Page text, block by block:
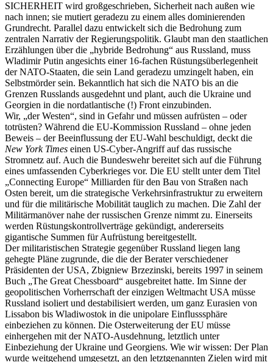
SICHERHEIT wird großgeschrieben, Sicherheit nach außen wie
nach innen; sie mutiert geradezu zu einem alles dominierenden
Grundrecht. Parallel dazu entwickelt sich die Bedrohung zum
zentralen Narrativ der Regierungspolitik. Glaubt man den staatlichen
Erzählungen über die „hybride Bedrohung“ aus Russland, muss
Wladimir Putin angesichts einer 16-fachen Rüstungsüberlegenheit
der NATO-Staaten, die sein Land geradezu umzingelt haben, ein
Selbstmörder sein. Bekanntlich hat sich die NATO bis an die
Grenzen Russlands ausgedehnt und plant, auch die Ukraine und
Georgien in die nordatlantische (!) Front einzubinden.
Wir, „der Westen“, sind in Gefahr und müssen aufrüsten – oder
totrüsten? Während die EU-Kommission Russland – ohne jeden
Beweis – der Beeinflussung der EU-Wahl beschuldigt, deckt die
New York Times einen US-Cyber-Angriff auf das russische
Stromnetz auf. Auch die Bundeswehr bereitet sich auf die Führung
eines umfassenden Cyberkrieges vor. Die EU stellt unter dem Titel
„Connecting Europe“ Milliarden für den Bau von Straßen nach
Osten bereit, um die strategische Verkehrsinfrastruktur zu erweitern
und für die militärische Mobilität tauglich zu machen. Die Zahl der
Militärmanöver nahe der russischen Grenze nimmt zu. Einerseits
werden Rüstungskontrollverträge gekündigt, andererseits
gigantische Summen für Aufrüstung bereitgestellt.
Der militaristischen Strategie gegenüber Russland liegen lang
gehegte Pläne zugrunde, die die der Berater verschiedener
Präsidenten der USA, Zbigniew Brzezinski, bereits 1997 in seinem
Buch „The Great Chessboard“ ausgebreitet hatte. Im Sinne der
geopolitischen Vorherrschaft der einzigen Weltmacht USA müsse
Russland isoliert und destabilisiert werden, um ganz Eurasien von
Lissabon bis Wladiwostok in die unipolare Einflusssphäre
einbeziehen zu können. Die Osterweiterung der EU müsse
einhergehen mit der NATO-Ausdehnung, letztlich unter
Einbeziehung der Ukraine und Georgiens. Wie wir wissen: Der Plan
wurde weitgehend umgesetzt, an den letztgenannten Zielen wird mit